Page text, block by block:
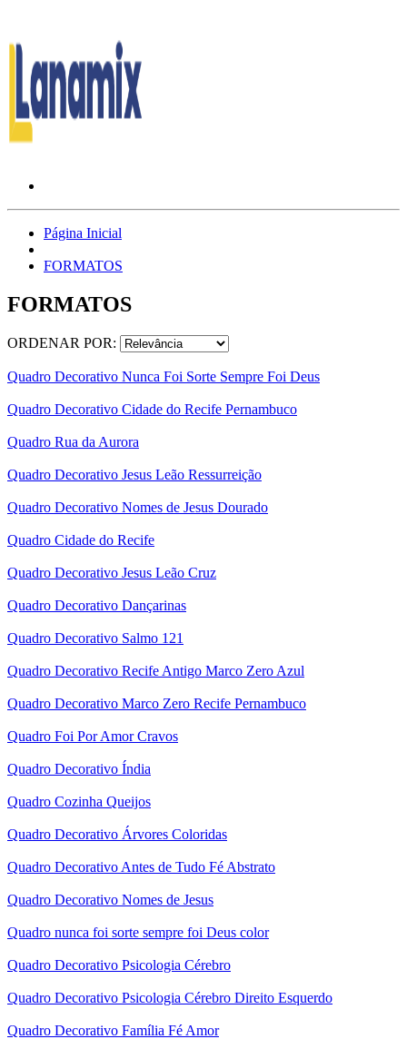
Página Inicial
FORMATOS
FORMATOS
ORDENAR POR:
Quadro Decorativo Nunca Foi Sorte Sempre Foi Deus
Quadro Decorativo Cidade do Recife Pernambuco
Quadro Rua da Aurora
Quadro Decorativo Jesus Leão Ressurreição
Quadro Decorativo Nomes de Jesus Dourado
Quadro Cidade do Recife
Quadro Decorativo Jesus Leão Cruz
Quadro Decorativo Dançarinas
Quadro Decorativo Salmo 121
Quadro Decorativo Recife Antigo Marco Zero Azul
Quadro Decorativo Marco Zero Recife Pernambuco
Quadro Foi Por Amor Cravos
Quadro Decorativo Índia
Quadro Cozinha Queijos
Quadro Decorativo Árvores Coloridas
Quadro Decorativo Antes de Tudo Fé Abstrato
Quadro Decorativo Nomes de Jesus
Quadro nunca foi sorte sempre foi Deus color
Quadro Decorativo Psicologia Cérebro
Quadro Decorativo Psicologia Cérebro Direito Esquerdo
Quadro Decorativo Família Fé Amor